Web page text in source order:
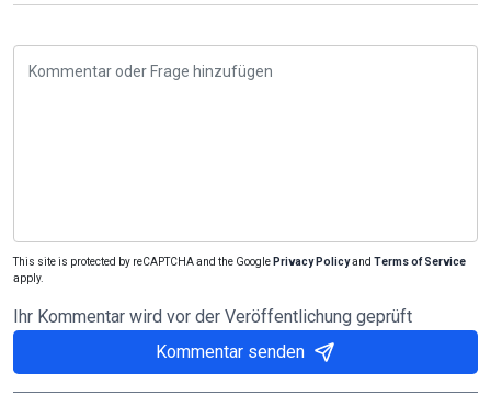
This site is protected by reCAPTCHA and the Google Privacy Policyand Terms of Service
apply.
Ihr Kommentar wird vor der Veröffentlichung geprüft
Kommentar senden